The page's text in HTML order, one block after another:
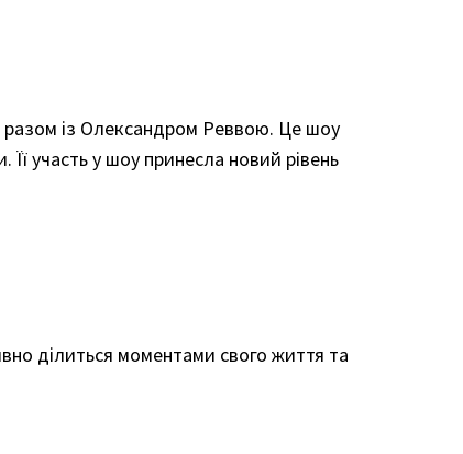
разом із Олександром Реввою. Це шоу
участь у шоу принесла новий рівень
ділиться моментами свого життя та